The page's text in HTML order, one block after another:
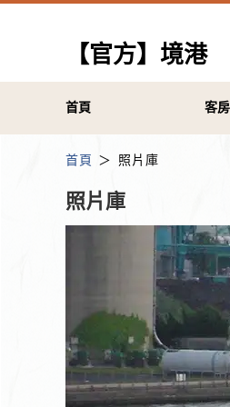
【官方】境
首頁 客房
首頁 照片庫
照片庫